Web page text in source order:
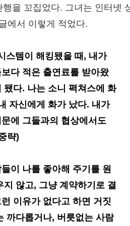
을 꼬집었다. 그녀는 인터넷
에서 이렇게 적었다.
스템이 해킹됐을 때, 내가
다 적은 출연료를 받아왔
됐다. 나는 소니 펵쳐스에 화
자신에게 화가 났다. 내가
에 그들과의 협상에서도
략)
이 나를 좋아해 주기를 원
지 않고, 그냥 계약하기로 결
이유가 없다고 하면 거짓
까다롭거나, 버릇없는 사람